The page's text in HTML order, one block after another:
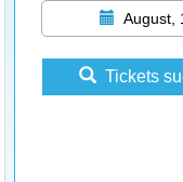
August,
Tickets